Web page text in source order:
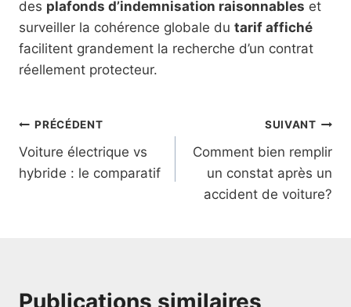
des plafonds d’indemnisation raisonnables et
surveiller la cohérence globale du tarif affiché
facilitent grandement la recherche d’un contrat
réellement protecteur.
Navigation
de
PRÉCÉDENT
Voiture électrique vs
hybride : le comparatif
SUIVANT
Comment bien remplir
un constat après un
accident de voiture?
Publications similaires